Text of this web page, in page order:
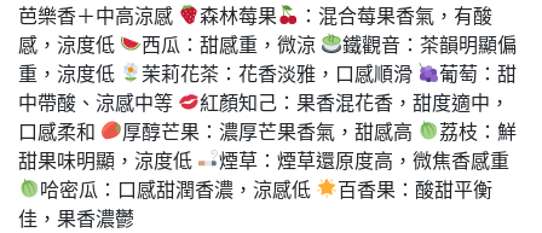
芭樂香＋中高涼感
森林莓果
：混合莓果香氣，有酸
感，涼度低
西瓜：甜感重，微涼
鐵觀音：茶韻明顯偏
重，涼度低
茉莉花茶：花香淡雅，口感順滑
葡萄：甜
中帶酸、涼感中等
紅顏知己：果香混花香，甜度適中，
口感柔和
厚醇芒果：濃厚芒果香氣，甜感高
荔枝：鮮
甜果味明顯，涼度低
煙草：煙草還原度高，微焦香感重
哈密瓜：口感甜潤香濃，涼感低
百香果：酸甜平衡
佳，果香濃鬱